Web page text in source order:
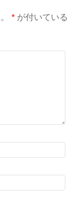
* が付いている